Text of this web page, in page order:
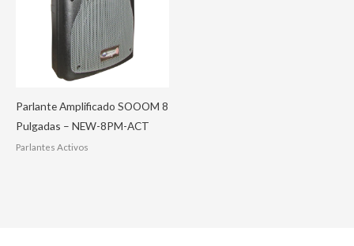
Parlante Amplificado SOOOM 8
Pulgadas – NEW-8PM-ACT
Parlantes Activos